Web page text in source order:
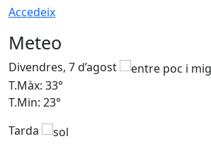
Accedeix
Meteo
Divendres, 7 d’agost
T.Màx: 33°
T.Min: 23°
Tarda